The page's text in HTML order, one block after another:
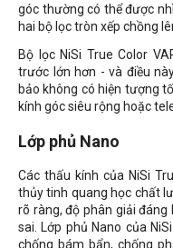
góc thường có thể được
hai bộ lọc tròn xếp chồng
Bộ lọc NiSi True Color
trước lớn hơn - và điều
bảo không có hiện tượng
kính góc siêu rộng hoặc
Lớp phủ Nano
Các thấu kính của NiSi
thủy tinh quang học chất
rõ ràng, độ phân giải
sai. Lớp phủ Nano của
chống bám bẩn, chống